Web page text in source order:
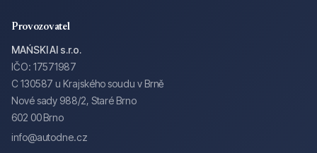
Provozovatel
MAŃSKI AI s.r.o.
IČO: 17571987
C 130587 u Krajského soudu v Brně
Nové sady 988/2, Staré Brno
602 00 Brno
info@autodne.cz